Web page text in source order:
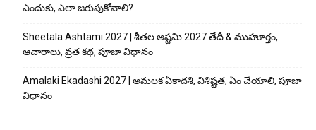
ఎందుకు, ఎలా జరుపుకోవాలి?
Sheetala Ashtami 2027 | శీతల అష్టమి 2027 తేదీ & ముహూర్తం,
ఆచారాలు, వ్రత కథ, పూజా విధానం
Amalaki Ekadashi 2027 | అమలక ఏకాదశి, విశిష్టత, ఏం చేయాలి, పూజా
విధానం